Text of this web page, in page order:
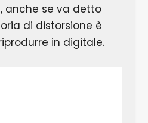
anche se va detto
di distorsione è
in digitale.